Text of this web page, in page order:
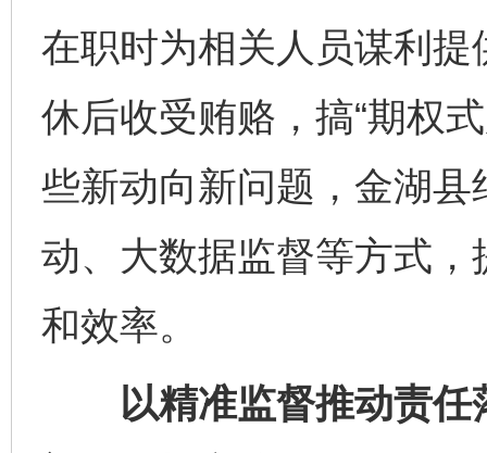
在职时为相关人员谋利
休后收受贿赂，搞“期权
些新动向新问题，金湖
动、大数据监督等方式
和效率。
以精准监督推动责任